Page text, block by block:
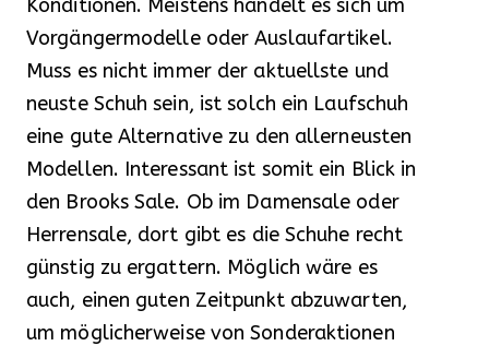
Konditionen. Meistens handelt es sich um
Vorgängermodelle oder Auslaufartikel.
Muss es nicht immer der aktuellste und
neuste Schuh sein, ist solch ein Laufschuh
eine gute Alternative zu den allerneusten
Modellen. Interessant ist somit ein Blick in
den Brooks Sale. Ob im Damensale oder
Herrensale, dort gibt es die Schuhe recht
günstig zu ergattern. Möglich wäre es
auch, einen guten Zeitpunkt abzuwarten,
um möglicherweise von Sonderaktionen